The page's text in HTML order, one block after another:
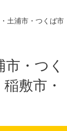
土浦市・つくば市
・つく
敷市・